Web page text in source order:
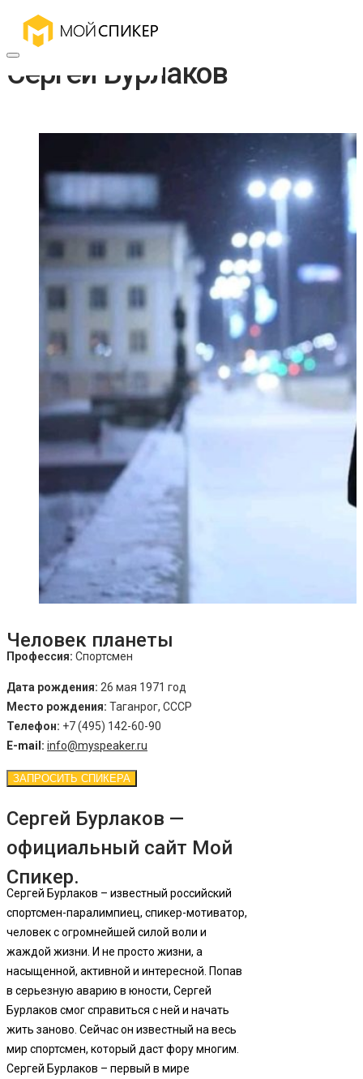
Сергей Бурлаков
Человек планеты
Профессия: Спортсмен
Дата рождения: 26 мая 1971 год
Место рождения: Таганрог, СССР
Телефон: +7 (495) 142-60-90
E-mail: info@myspeaker.ru
ЗАПРОСИТЬ СПИКЕРА
Сергей Бурлаков —
официальный сайт Мой
Спикер.
Сергей Бурлаков – известный российский
спортсмен-паралимпиец, спикер-мотиватор,
человек с огромнейшей силой воли и
жаждой жизни. И не просто жизни, а
насыщенной, активной и интересной. Попав
в серьезную аварию в юности, Сергей
Бурлаков смог справиться с ней и начать
жить заново. Сейчас он известный на весь
мир спортсмен, который даст фору многим.
Сергей Бурлаков – первый в мире